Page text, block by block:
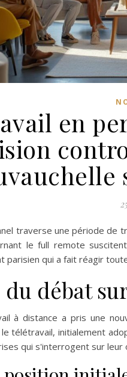
en
traverse une période de
le full remote
parisien qui a fait réagir
débat
à distance a pris une
télétravail, initialement
qui s'interrogent sur leur